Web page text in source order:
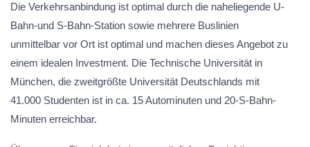
Die Verkehrsanbindung ist optimal durch die naheliegende U-
Bahn-und S-Bahn-Station sowie mehrere Buslinien
unmittelbar vor Ort ist optimal und machen dieses Angebot zu
einem idealen Investment. Die Technische Universität in
München, die zweitgrößte Universität Deutschlands mit
41.000 Studenten ist in ca. 15 Autominuten und 20-S-Bahn-
Minuten erreichbar.